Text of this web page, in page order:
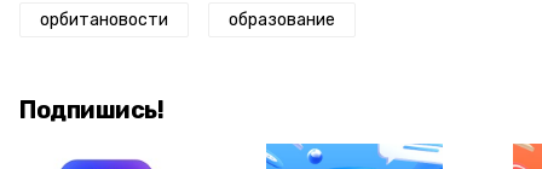
орбитановости образование
Подпишись!